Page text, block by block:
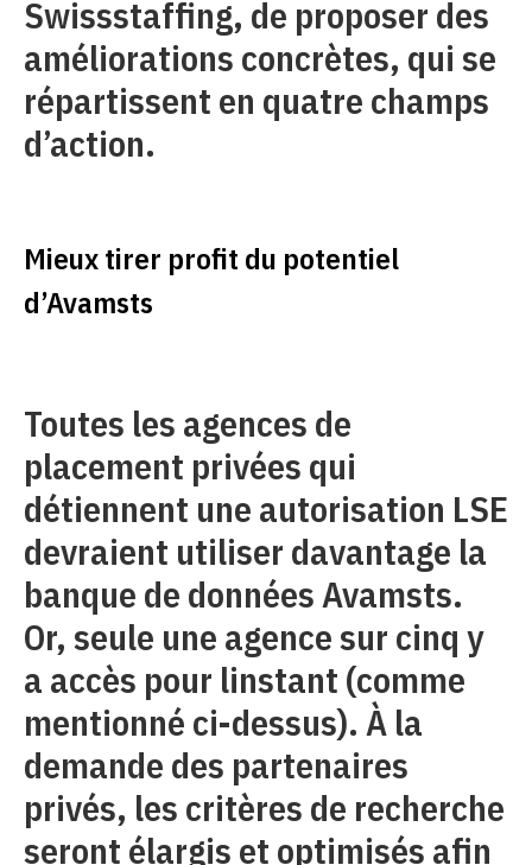
Swissstaffing, de proposer des
améliorations concrètes, qui se
répartissent en quatre champs
d’action.
Mieux tirer profit du potentiel
d’Avamsts
Toutes les agences de
placement privées qui
détiennent une autorisation LSE
devraient utiliser davantage la
banque de données Avamsts.
Or, seule une agence sur cinq y
a accès pour linstant (comme
mentionné ci-dessus). À la
demande des partenaires
privés, les critères de recherche
seront élargis et optimisés afin